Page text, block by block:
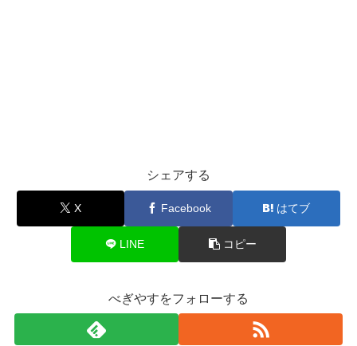
シェアする
X Facebook はてブ
LINE コピー
べぎやすをフォローする